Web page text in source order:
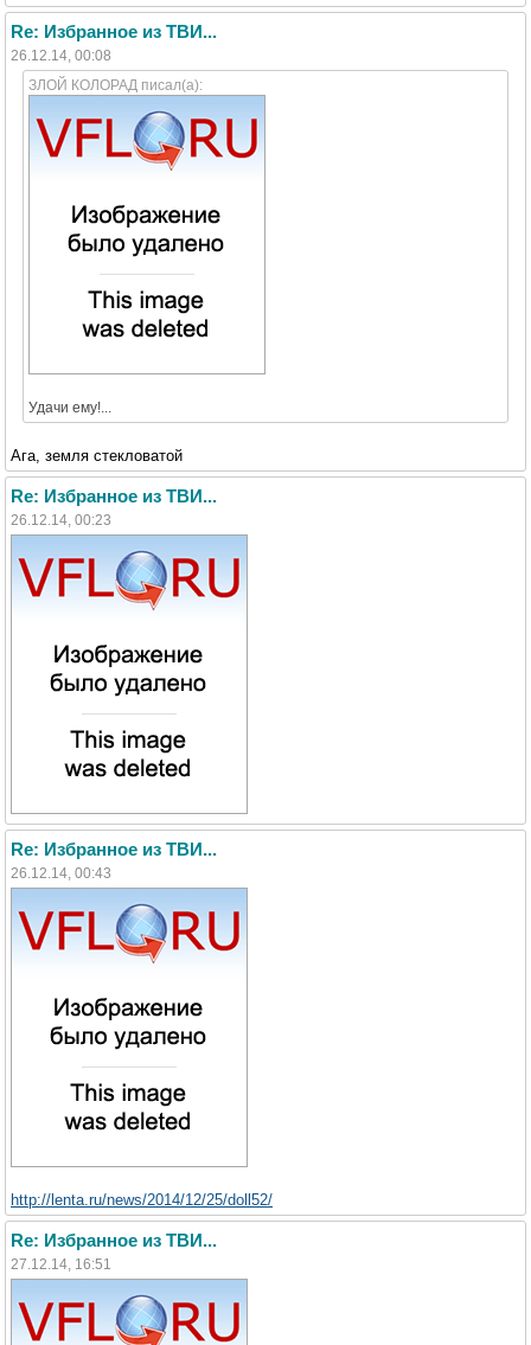
Re: Избранное из ТВИ...
26.12.14, 00:08
ЗЛОЙ КОЛОРАД писал(а):
Удачи ему!...
Ага, земля стекловатой
Re: Избранное из ТВИ...
26.12.14, 00:23
Re: Избранное из ТВИ...
26.12.14, 00:43
http://lenta.ru/news/2014/12/25/doll52/
Re: Избранное из ТВИ...
27.12.14, 16:51